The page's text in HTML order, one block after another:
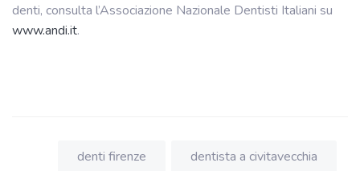
denti, consulta l’Associazione Nazionale Dentisti Italiani su
www.andi.it.
denti firenze dentista a civitavecchia